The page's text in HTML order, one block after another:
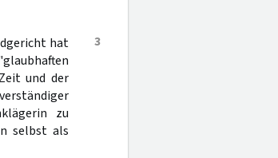
3
hat
und der
zu
selbst als